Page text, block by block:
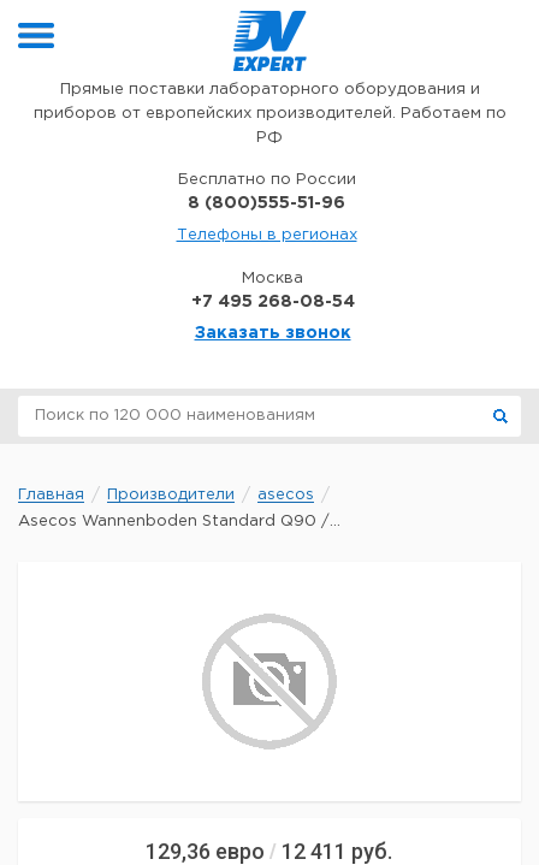
Прямые поставки лабораторного оборудования и
приборов от европейских производителей. Работаем по
РФ
Бесплатно по России
8 (800)555-51-96
Телефоны в регионах
Москва
+7 495 268-08-54
Заказать звонок
Главная Производители
asecos
Asecos Wannenboden Standard Q90 /...
129,36 евро / 12 411 руб.